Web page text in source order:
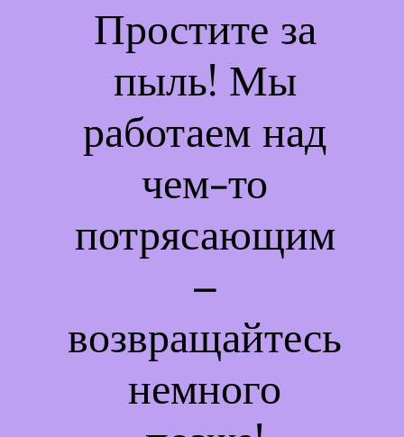
Простите за
пыль! Мы
работаем над
чем-то
потрясающим
–
возвращайтесь
немного